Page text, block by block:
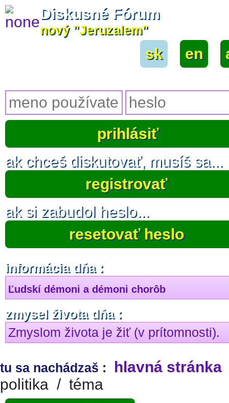
Diskusné Fórum
nový "Jeruzalem"
sk en
ak chceš diskutovať, musíš sa...
registrovať
ak si zabudol heslo...
resetovať heslo
informácia dňa :
Ľudskí démoni a démoni chorôb
zmysel života dňa :
Zmyslom života je žiť (v prítomnosti).
tu sa nachádzaš : hlavná stránka
politika / téma